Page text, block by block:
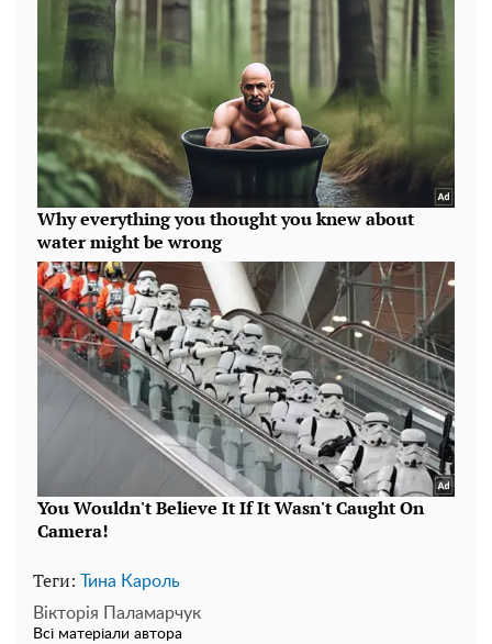
Теги:
Тина Кароль
Вікторія Паламарчук
Всі матеріали автора